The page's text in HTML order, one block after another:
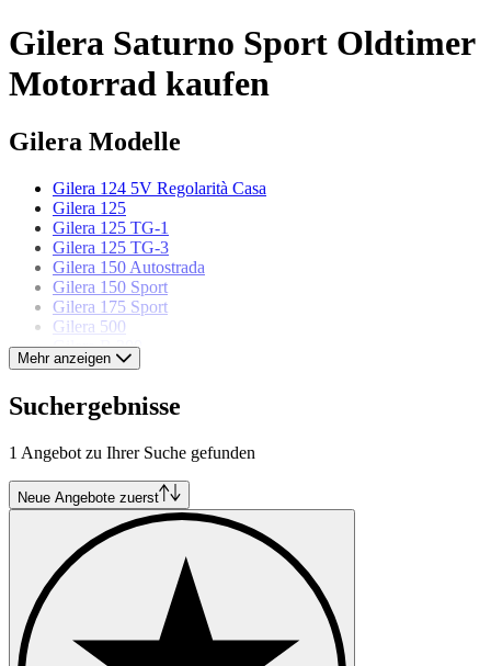
Gilera Saturno Sport Oldtimer
Motorrad kaufen
Gilera Modelle
Gilera 124 5V Regolarità Casa
Gilera 125
Gilera 125 TG-1
Gilera 125 TG-3
Gilera 150 Autostrada
Gilera 150 Sport
Gilera 175 Sport
Gilera 500
Gilera B 300
Gilera GFR 125
Gilera Saturno
Mehr anzeigen
Suchergebnisse
1 Angebot zu Ihrer Suche gefunden
Neue Angebote zuerst